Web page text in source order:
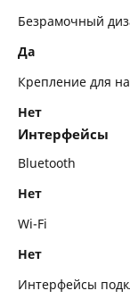
Безрамочный
Да
Крепление для
Нет
Интерфейсы
Bluetooth
Нет
Wi-Fi
Нет
Интерфейсы